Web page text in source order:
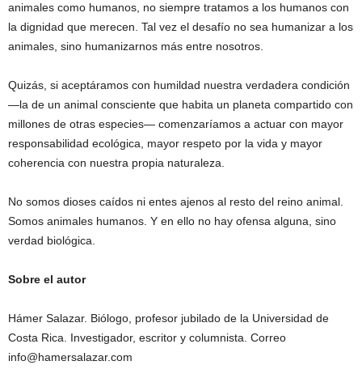
animales como humanos, no siempre tratamos a los humanos con
la dignidad que merecen. Tal vez el desafío no sea humanizar a los
animales, sino humanizarnos más entre nosotros.
Quizás, si aceptáramos con humildad nuestra verdadera condición
—la de un animal consciente que habita un planeta compartido con
millones de otras especies— comenzaríamos a actuar con mayor
responsabilidad ecológica, mayor respeto por la vida y mayor
coherencia con nuestra propia naturaleza.
No somos dioses caídos ni entes ajenos al resto del reino animal.
Somos animales humanos. Y en ello no hay ofensa alguna, sino
verdad biológica.
Sobre el autor
Hámer Salazar. Biólogo, profesor jubilado de la Universidad de
Costa Rica. Investigador, escritor y columnista. Correo
info@hamersalazar.com